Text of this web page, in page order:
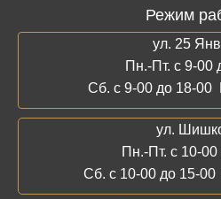
Режим
ул. 25
Пн.-Пт. с 9-00
Сб. с 9-00 до 18-00
ул.
Пн.-Пт. с 10-
Сб. с 10-00 до 15-